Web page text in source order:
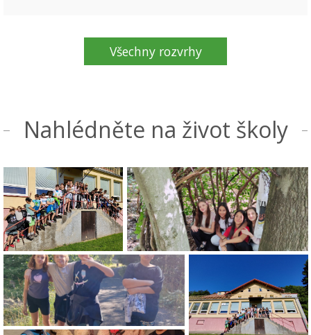
Všechny rozvrhy
Nahlédněte na život školy